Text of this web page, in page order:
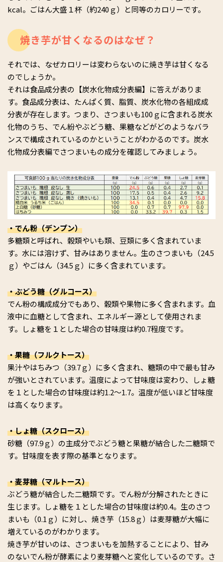
kcal。ごはん大盛１杯（約240ｇ）と同等のカロリーです。
焼き芋が甘くなるのはなぜ？
それでは、なぜカロリーは変わらないのに焼き芋は甘くなる
のでしょうか。
それは食品成分表の【炭水化物成分表編】に答えがありま
す。食品成分表は、たんぱく質、脂質、炭水化物の各組成成
分表が存在します。つまり、さつまいも100ｇに含まれる炭水
化物のうち、でん紛やぶどう糖、果糖などがどのようなバラ
ンスで構成されているのかということがわかるのです。炭水
化物成分表編でさつまいもの成分を確認してみましょう。
・でん粉（デンプン）
多糖類と呼ばれ、穀類やいも類、豆類に多く含まれていま
す。水には溶けず、甘みはありません。生のさつまいも（24.5
ｇ）やごはん（34.5ｇ）に多く含まれています。
・ぶどう糖（グルコース）
でん粉の構成成分でもあり、穀類や果物に多く含まれます。血
液中に血糖として含まれ、エネルギー源として使用されま
す。しょ糖を１とした場合の甘味度は約0.7程度です。
・果糖（フルクトース）
果汁やはちみつ（39.7ｇ）に多く含まれ、糖類の中で最も甘み
が強いとされています。温度によって甘味度は変わり、しょ糖
を１とした場合の甘味度は約1.2～1.7。温度が低いほど甘味度
は高くなります。
・しょ糖（スクロース）
砂糖（97.9ｇ）の主成分でぶどう糖と果糖が結合した二糖類で
す。甘味度を表す際の基準となります。
・麦芽糖（マルトース）
ぶどう糖が結合した二糖類です。でん粉が分解されたときに
生じます。しょ糖を１とした場合の甘味度は約0.4。生のさつ
まいも（0.1ｇ）に対し、焼き芋（15.8ｇ）は麦芽糖が大幅に
増えているのがわかります。
焼き芋が甘いのは、さつまいもを加熱することにより、甘み
のないでん粉が酵素により麦芽糖へと変化しているのです。さ